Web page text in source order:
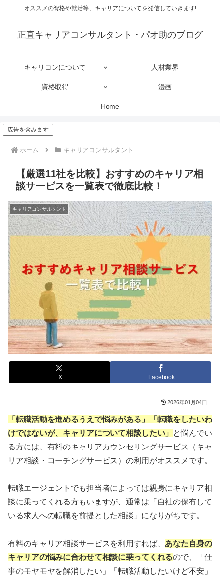
オススメの資格や就活等、キャリアについてを発信していきます!
正直キャリアコンサルタント・パオ助のブログ
キャリコンについて 人材業界
資格取得 漫画
Home
広告を含みます
ホーム キャリアコンサルタント
【厳選11社を比較】おすすめのキャリア相
談サービスを一覧表で徹底比較！
キャリアコンサルタント
X Facebook
2026年01月04日
「転職活動を進めるうえで悩みがある」「転職をしたいわ
けではないが、キャリアについて相談したい」
と悩んでい
る方には、有料のキャリアカウンセリングサービス（キャ
リア相談・コーチングサービス）の利用がオススメです。
転職エージェントでも担当者によっては親身にキャリア相
談に乗ってくれる方もいますが、通常は「自社の保有して
いる求人への転職を前提とした相談」になりがちです。
有料のキャリア相談サービスを利用すれば、 あなた自身の
キャリアの悩みに合わせて相談に乗ってくれるので、「仕
事のモヤモヤを解消したい」「転職活動したいけど不安」